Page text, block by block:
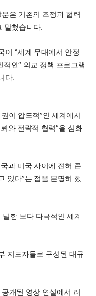
은 기존의 조정과 협력
말했습니다.
이 “세계 무대에서 안정
적인” 외교 정책 프로그램
다.
이 압도적”인 세계에서
와 전략적 협력”을 심화
과 미국 사이에 전혀 존
있다”는 점을 분명히 했
한 보다 다극적인 세계
지도자들로 구성된 대규
개된 영상 연설에서 러